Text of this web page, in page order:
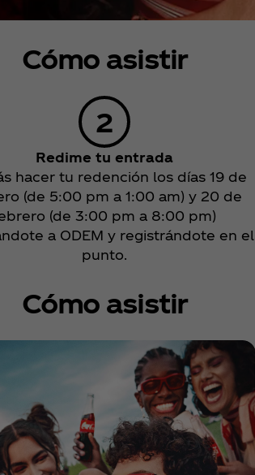
Cómo asistir
Redime tu entrada
hacer tu redención los días 19 de
(de 5:00 pm a 1:00 am) y 20 de
(de 3:00 pm a 8:00 pm)
a ODEM y registrándote en el
punto.
Cómo asistir